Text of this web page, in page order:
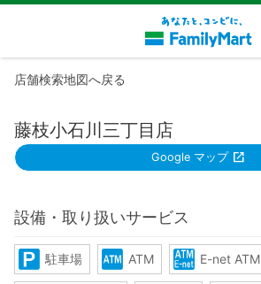
店舗検索地図へ戻る
藤枝小石川三丁目店
Google マップ
設備・取り扱いサービス
駐車場 ATM E-net ATM